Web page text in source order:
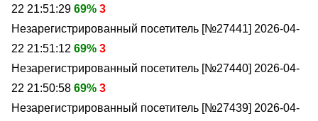
22 21:51:29 69% 3
Незарегистрированный посетитель [№27441] 2026-04-
22 21:51:12 69% 3
Незарегистрированный посетитель [№27440] 2026-04-
22 21:50:58 69% 3
Незарегистрированный посетитель [№27439] 2026-04-